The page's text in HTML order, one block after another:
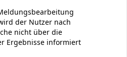
der Nutzer nach
nicht über die
Ergebnisse informiert